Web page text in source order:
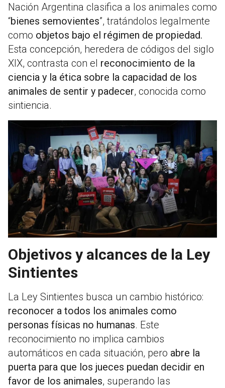
Nación Argentina clasifica a los animales como
“bienes semovientes”, tratándolos legalmente
como objetos bajo el régimen de propiedad.
Esta concepción, heredera de códigos del siglo
XIX, contrasta con el reconocimiento de la
ciencia y la ética sobre la capacidad de los
animales de sentir y padecer, conocida como
sintiencia.
Objetivos y alcances de la Ley
Sintientes
La Ley Sintientes busca un cambio histórico:
reconocer a todos los animales como
personas físicas no humanas. Este
reconocimiento no implica cambios
automáticos en cada situación, pero abre la
puerta para que los jueces puedan decidir en
favor de los animales, superando las